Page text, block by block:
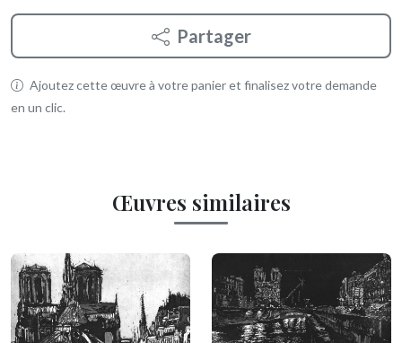
Partager
Ajoutez cette œuvre à votre panier et finalisez votre demande
en un clic.
Œuvres similaires